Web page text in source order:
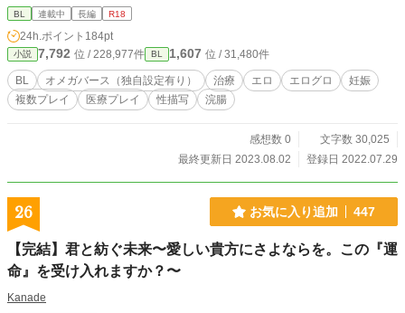
る。 大爆発の影響か人々は子孫を残すのが難しくなっていた。 人類滅亡の危機
が訪れるまではひっそりと身を隠すように暮らしてきた特殊能力を持つラムダと
ミュー。 ラムダとは、アルファの生殖能力を高める能力を持ち、ミューはオメ
ガの生殖能力を高める能力を持っている。 エピゾジティを運営する特別機関よ
り、人類存続をかけて懐妊のための特別対策室が設置されることになった。 番
であるαとΩを対象に、懐妊のための治療が開始される。
BL 連載中 長編 R18
24h.ポイント 184pt
小説 7,792 位 / 228,977件 BL 1,607 位 / 31,480件
BL オメガバース（独自設定有り） 治療 エロ エログロ
妊娠
複数プレイ
医療プレイ 性描写 浣腸
感想数 0
文字数 30,025
最終更新日 2023.08.02
登録日 2022.07.29
26 お気に入り追加 447
【完結】君と紡ぐ未来〜愛しい貴方にさよならを。この『運
命』を受け入れますか？〜
Kanade